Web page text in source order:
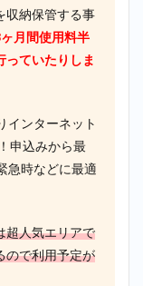
収納保管する事
月間使用料半
っていたりしま
インターネット
申込みから最
急時などに最適
超人気エリアで
ので利用予定が